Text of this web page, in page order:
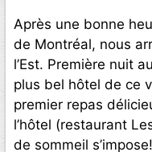
Après une bonne
de Montréal, nous
l’Est. Première nuit
plus bel hôtel de ce
premier repas
l’hôtel (restaurant
de sommeil